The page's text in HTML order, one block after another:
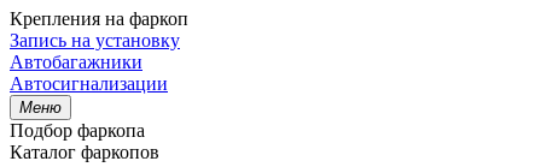
Крепления на фаркоп
Запись на установку
Автобагажники
Автосигнализации
Меню
Подбор фаркопа
Каталог фаркопов